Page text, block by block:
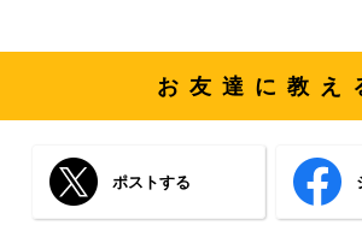
お友達に教え
ポストする